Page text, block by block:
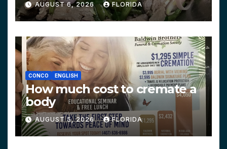
AUGUST 6, 2026 FLORIDA
CONCO ENGLISH
How much cost to cremate a
body
AUGUST 5, 2026 FLORIDA